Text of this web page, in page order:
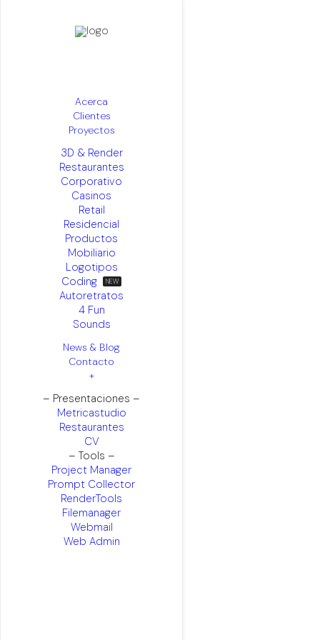
Acerca
Clientes
Proyectos
3D & Render
Restaurantes
Corporativo
Casinos
Retail
Residencial
Productos
Mobiliario
Logotipos
Coding
Autoretratos
4 Fun
Sounds
News & Blog
Contacto
+
– Presentaciones –
Metricastudio
Restaurantes
CV
– Tools –
Project Manager
Prompt Collector
RenderTools
Filemanager
Webmail
Web Admin